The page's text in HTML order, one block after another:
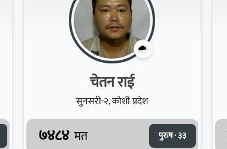
चेतन राई
सुनसरी-२, कोशी प्रदेश
७४८४ मत पुरुष · ३३